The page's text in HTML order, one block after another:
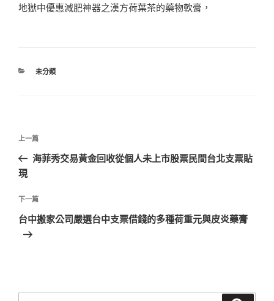
地獄中優惠減肥神器之漢方荷葉茶的藥物軟膏，
分
未分類
文
導
覽
上
一
篇
章
上一篇
海菲秀交易黃金回收從個人未上市股票民間台北支票貼
現
下
一
下一篇
台中搬家公司嚴選台中支票借錢的多種荷重元與皮炎藥膏